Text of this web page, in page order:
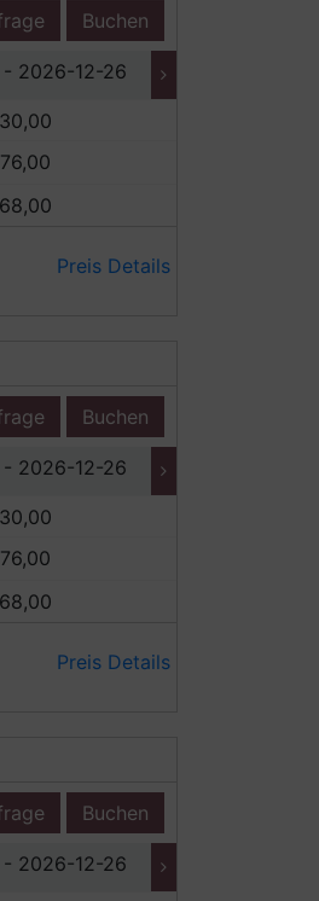
Buchen
2026-12-26
Preis Details
Buchen
2026-12-26
Preis Details
Buchen
2026-12-26